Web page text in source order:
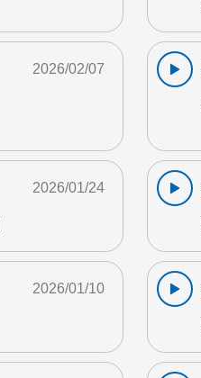
2026/02/07
2026/01/24
2026/01/10